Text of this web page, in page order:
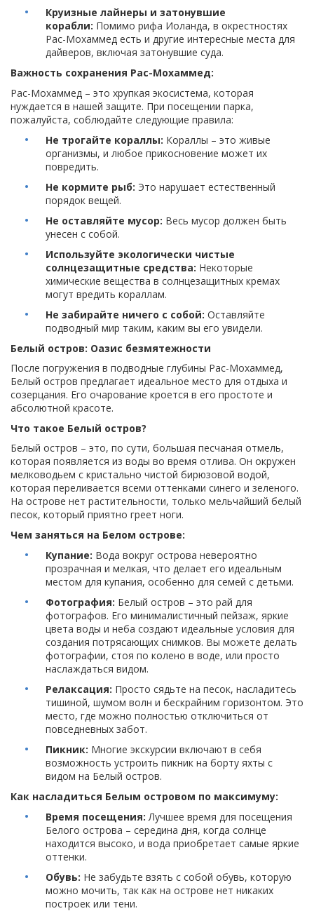
Круизные лайнеры и затонувшие
корабли: Помимо рифа Иоланда, в окрестностях
Рас-Мохаммед есть и другие интересные места для
дайверов, включая затонувшие суда.
Важность сохранения Рас-Мохаммед:
Рас-Мохаммед – это хрупкая экосистема, которая
нуждается в нашей защите. При посещении парка,
пожалуйста, соблюдайте следующие правила:
Не трогайте кораллы: Кораллы – это живые
организмы, и любое прикосновение может их
повредить.
Не кормите рыб: Это нарушает естественный
порядок вещей.
Не оставляйте мусор: Весь мусор должен быть
унесен с собой.
Используйте экологически чистые
солнцезащитные средства: Некоторые
химические вещества в солнцезащитных кремах
могут вредить кораллам.
Не забирайте ничего с собой: Оставляйте
подводный мир таким, каким вы его увидели.
Белый остров: Оазис безмятежности
После погружения в подводные глубины Рас-Мохаммед,
Белый остров предлагает идеальное место для отдыха и
созерцания. Его очарование кроется в его простоте и
абсолютной красоте.
Что такое Белый остров?
Белый остров – это, по сути, большая песчаная отмель,
которая появляется из воды во время отлива. Он окружен
мелководьем с кристально чистой бирюзовой водой,
которая переливается всеми оттенками синего и зеленого.
На острове нет растительности, только мельчайший белый
песок, который приятно греет ноги.
Чем заняться на Белом острове:
Купание: Вода вокруг острова невероятно
прозрачная и мелкая, что делает его идеальным
местом для купания, особенно для семей с детьми.
Фотография: Белый остров – это рай для
фотографов. Его минималистичный пейзаж, яркие
цвета воды и неба создают идеальные условия для
создания потрясающих снимков. Вы можете делать
фотографии, стоя по колено в воде, или просто
наслаждаться видом.
Релаксация: Просто сядьте на песок, насладитесь
тишиной, шумом волн и бескрайним горизонтом. Это
место, где можно полностью отключиться от
повседневных забот.
Пикник: Многие экскурсии включают в себя
возможность устроить пикник на борту яхты с
видом на Белый остров.
Как насладиться Белым островом по максимуму:
Время посещения: Лучшее время для посещения
Белого острова – середина дня, когда солнце
находится высоко, и вода приобретает самые яркие
оттенки.
Обувь: Не забудьте взять с собой обувь, которую
можно мочить, так как на острове нет никаких
построек или тени.